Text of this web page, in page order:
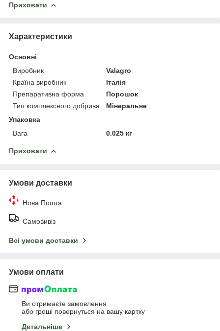
Приховати
Характеристики
Основні
Виробник
Valagro
Країна виробник
Італія
Препаративна форма
Порошок
Тип комплексного добрива
Мінеральне
Упаковка
Вага
0.025 кг
Приховати
Умови доставки
Нова Пошта
Самовивіз
Всі умови доставки
Умови оплати
Ви отримаєте замовлення
або гроші повернуться на вашу картку
Детальніше